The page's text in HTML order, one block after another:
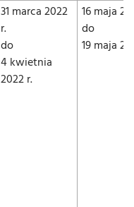
31 marca 2022
r.
do
4 kwietnia
2022 r.
16 maja
do
19 maja